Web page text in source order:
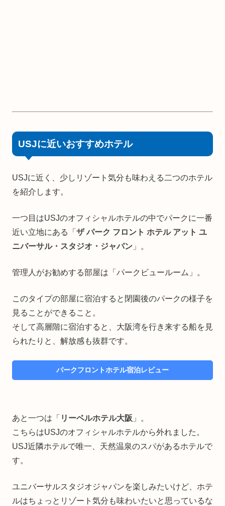
USJに近いおすすめホテル
USJに近く、少しリゾート気分も味わえる二つのホテル
を紹介します。
一つ目はUSJのオフィシャルホテルの中でパークに一番
近い立地にある「 ザ パーク フロント ホテル アット ユ
ニバーサル・スタジオ・ジャパン 」。
管理人がお勧めする部屋は「パークビュールーム」。
このタイプの部屋に宿泊すると閉園後のパークの様子を
見ることができること。
そして高層階に宿泊すると、大阪湾を行き来する船を見
られたりと、解放感も抜群です。
パークフロントホテル宿泊レビュー
あと一つは「 リーベルホテル大阪 」。
こちらはUSJのオフィシャルホテルから外れました。
USJ近隣ホテルで唯一、天然温泉のスパがあるホテルで
す。
ユニバーサルスタジオジャパンを楽しみたいけど、ホテ
ルはちょっとリゾート気分も味わいたいと思っているな